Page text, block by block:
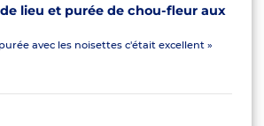
lieu et purée de chou-fleur aux
avec les noisettes c'était excellent »